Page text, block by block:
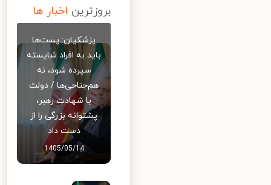
بروزترین اخبار ها
پزشکیان: پست‌ها
باید به افراد شایسته
سپرده شود، نه
هم‌جناحی‌ها / دولت
با شهادت رهبر،
پشتوانه بزرگی را از
دست داد
1405/05/14